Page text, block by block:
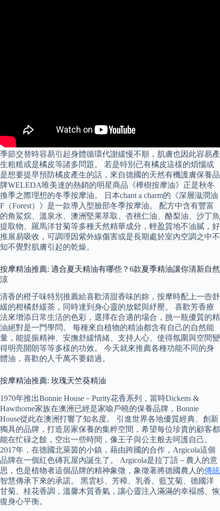
季節交替時容易引起身體循環代謝緩慢不順，肌膚也因此容易產
生粗糙或是橘皮等諸多問題。 若是特別已有橘皮這樣的煩惱或
是想要提早預防橘皮產生的話，來自德國的天然有機護膚保養品
牌WELEDA唯美達的熱銷的明星商品《樺樹按摩油》正是秋冬
換季之際理想的冬季按摩油。 日本chant a charm的《深層滋潤油
F（Forest）》是一款導入型臉部冬季按摩油。 配方中含有豐富
的角鯊烷、溫泉水、澳洲堅果萃取、杏桃仁油、酪梨油、沙丁魚
提取物、羅馬洋甘菊等多種天然精華成分，輕盈質地不油膩，好
推展易吸收，可調理因紫外線傷害或是長期處於室內空調之中不
知不覺對肌膚引起的乾燥。
按摩精油推薦: 適合夏天精油有哪些？6款夏季精油讓你清新自然
涼
清香的橙子味特別推薦給喜歡清甜香味的妳，按摩時配上一壺舒
緩的柑橘舒緩茶，同時達到身心靈的放鬆與紓壓。 喜歡芳香療
法來增添日常生活的色彩，選擇在合適的場合，挑一瓶優質的精
油絕對是一門學問。 每種來自植物的精油都含有自己的自然能
量，能提振精神、安撫舒緩情緒、支持人心、使得氛圍與空間變
得明亮開朗等等多樣的功效。 今天就來推薦各種功能不同的身
體油，喜歡的人千萬不要錯過。
按摩精油推薦: 玫瑰天竺葵精油
1970年推出Bonnie House－Purity花香系列，當時Dickens &
Hawthorne家族在澳洲已經是家喻戶曉的保養品牌，Bonnie
House從此在澳洲打響了知名度。 引進世界各地優質經典、創新
獨具的品牌，打造居家保養的集粹空間，希望每位珍貴的顧客都
能在忙碌之餘，空出一些時間，像王子與公主般去呵護自己。
2017年，在德國北萊茵的小鎮，藉由跨國的合作，Argicola這個
品牌在一個紅色磚瓦屋內誕生了。 Argicola是拉丁語－農人的意
思，也是植物者這個品牌的精神象徵，象徵著將德國農人的傳統
智慧傳承下來的承諾。 黑雲杉、芳樟、乳香、藍艾菊、德國洋
甘菊、桂花香調，溫馨木質香氣，讓心靈注入滿滿的幸褔感、恢
復身心平衡。